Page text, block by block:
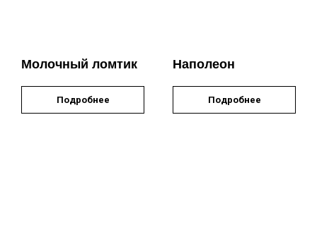
Молочный ломтик
Подробнее
Наполеон
Подробнее